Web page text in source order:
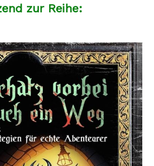
zur Reihe: